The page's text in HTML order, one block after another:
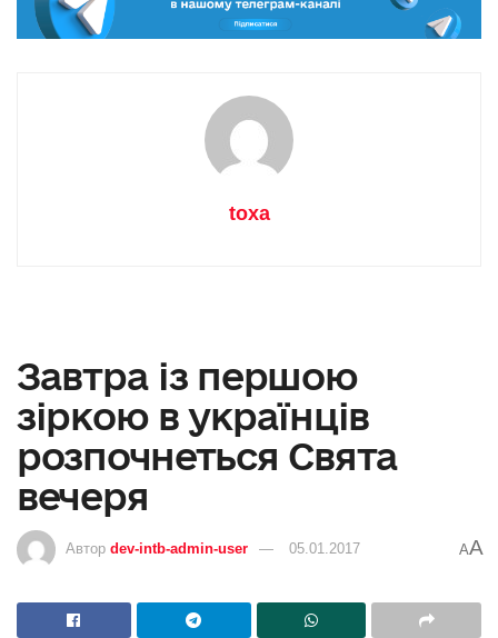
toxa
Завтра із першою
зіркою в українців
розпочнеться Свята
вечеря
Автор dev-intb-admin-user 05.01.2017 AA